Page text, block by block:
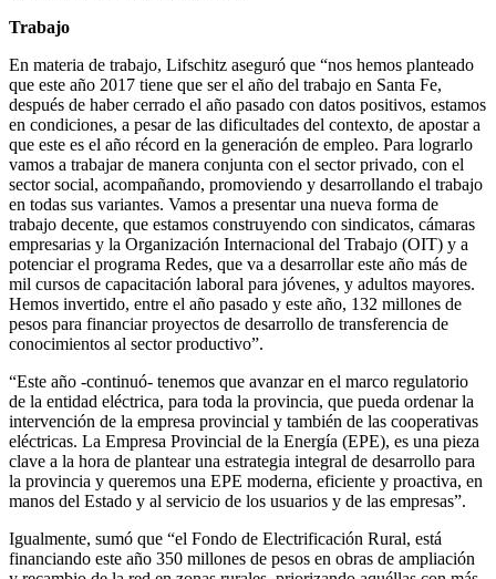
Trabajo
En materia de trabajo, Lifschitz aseguró que “nos hemos planteado
que este año 2017 tiene que ser el año del trabajo en Santa Fe,
después de haber cerrado el año pasado con datos positivos, estamos
en condiciones, a pesar de las dificultades del contexto, de apostar a
que este es el año récord en la generación de empleo. Para lograrlo
vamos a trabajar de manera conjunta con el sector privado, con el
sector social, acompañando, promoviendo y desarrollando el trabajo
en todas sus variantes. Vamos a presentar una nueva forma de
trabajo decente, que estamos construyendo con sindicatos, cámaras
empresarias y la Organización Internacional del Trabajo (OIT) y a
potenciar el programa Redes, que va a desarrollar este año más de
mil cursos de capacitación laboral para jóvenes, y adultos mayores.
Hemos invertido, entre el año pasado y este año, 132 millones de
pesos para financiar proyectos de desarrollo de transferencia de
conocimientos al sector productivo”.
“Este año -continuó- tenemos que avanzar en el marco regulatorio
de la entidad eléctrica, para toda la provincia, que pueda ordenar la
intervención de la empresa provincial y también de las cooperativas
eléctricas. La Empresa Provincial de la Energía (EPE), es una pieza
clave a la hora de plantear una estrategia integral de desarrollo para
la provincia y queremos una EPE moderna, eficiente y proactiva, en
manos del Estado y al servicio de los usuarios y de las empresas”.
Igualmente, sumó que “el Fondo de Electrificación Rural, está
financiando este año 350 millones de pesos en obras de ampliación